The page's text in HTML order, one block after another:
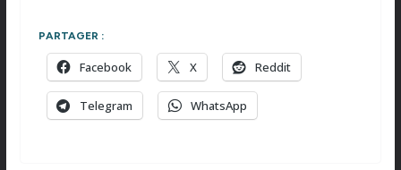
PARTAGER :
Facebook X Reddit
Telegram WhatsApp